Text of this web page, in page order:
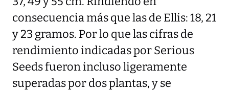
consecuencia más que las de Ellis: 18, 21
y 23 gramos. Por lo que las cifras de
rendimiento indicadas por Serious
Seeds fueron incluso ligeramente
superadas por dos plantas, y se